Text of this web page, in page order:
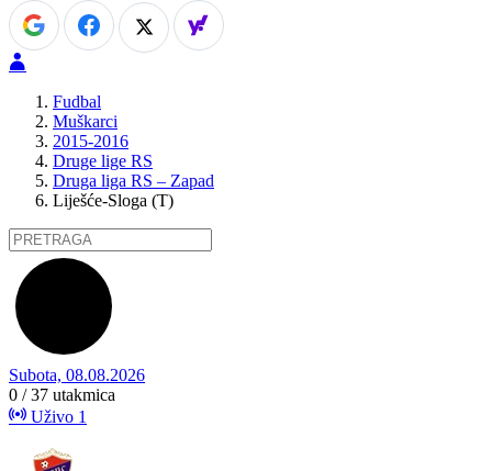
Fudbal
Muškarci
2015-2016
Druge lige RS
Druga liga RS – Zapad
Liješće-Sloga (T)
Subota, 08.08.2026
0 / 37 utakmica
Uživo 1